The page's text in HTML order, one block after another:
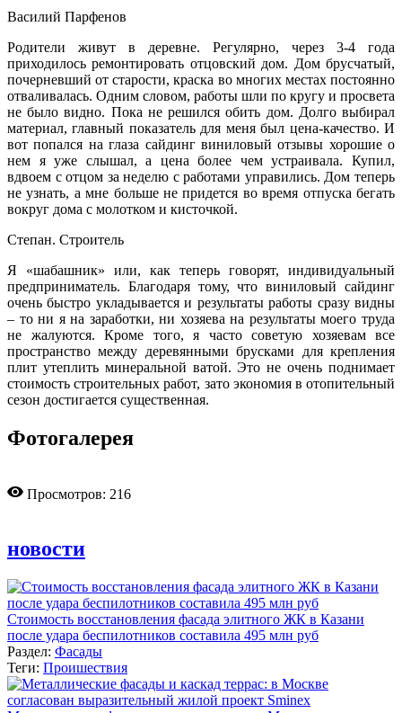
Василий Парфенов
Родители живут в деревне. Регулярно, через 3-4 года
приходилось ремонтировать отцовский дом. Дом брусчатый,
почерневший от старости, краска во многих местах постоянно
отваливалась. Одним словом, работы шли по кругу и просвета
не было видно. Пока не решился обить дом. Долго выбирал
материал, главный показатель для меня был цена-качество. И
вот попался на глаза сайдинг виниловый отзывы хорошие о
нем я уже слышал, а цена более чем устраивала. Купил,
вдвоем с отцом за неделю с работами управились. Дом теперь
не узнать, а мне больше не придется во время отпуска бегать
вокруг дома с молотком и кисточкой.
Степан. Строитель
Я «шабашник» или, как теперь говорят, индивидуальный
предприниматель. Благодаря тому, что виниловый сайдинг
очень быстро укладывается и результаты работы сразу видны
– то ни я на заработки, ни хозяева на результаты моего труда
не жалуются. Кроме того, я часто советую хозяевам все
пространство между деревянными брусками для крепления
плит утеплить минеральной ватой. Это не очень поднимает
стоимость строительных работ, зато экономия в отопительный
сезон достигается существенная.
Фотогалерея
Просмотров: 216
новости
Стоимость восстановления фасада элитного ЖК в Казани
после удара беспилотников составила 495 млн руб
Раздел: Фасады
Теги: Проишествия